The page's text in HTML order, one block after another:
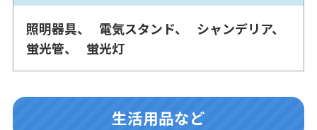
照明器具 電気スタンド
シャンデリア
蛍光管
蛍光灯
生活用品など